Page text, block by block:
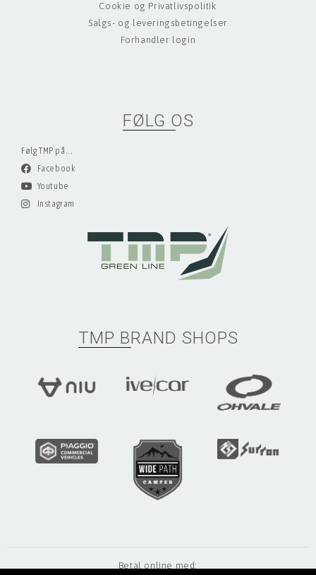
Cookie og Privatlivspolitik
Salgs- og leveringsbetingelser
Forhandler login
FØLG OS
Følg TMP på...
Facebook
Youtube
Instagram
TMP BRAND SHOPS
Betal online med: